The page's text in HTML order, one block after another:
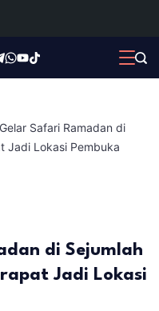
Safari Ramadan di
Jadi Lokasi Pembuka
di Sejumlah
Jadi Lokasi